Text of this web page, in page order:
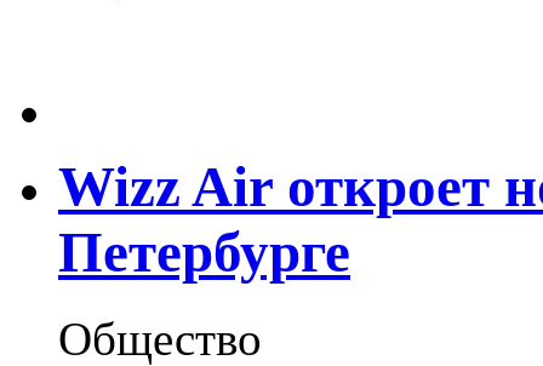
Wizz Air откроет
Петербурге
Общество